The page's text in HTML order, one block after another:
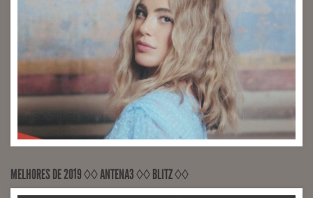
MELHORES DE 2019 ◊◊ ANTENA3 ◊◊ BLITZ ◊◊